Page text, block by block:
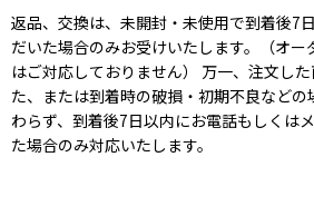
返品、交換は、未開封・未使用で到着後7
だいた場合のみお受けいたします。（オー
はご対応しておりません） 万一、注文し
た、または到着時の破損・初期不良など
わらず、到着後7日以内にお電話もしくは
た場合のみ対応いたします。